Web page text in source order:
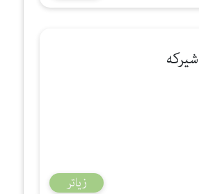
زیاتر